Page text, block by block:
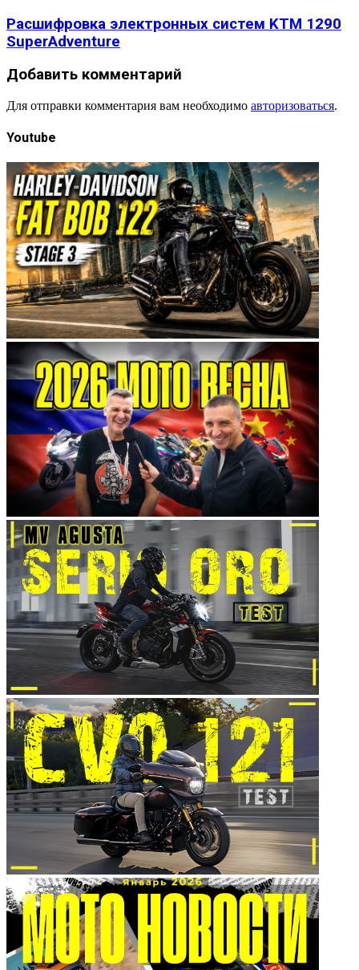
Расшифровка электронных систем KTM 1290
SuperAdventure
Добавить комментарий
Для отправки комментария вам необходимо авторизоваться.
Youtube